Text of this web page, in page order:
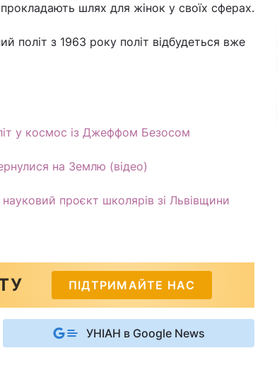
прокладають шлях для жінок у своїх сферах.
політ з 1963 року політ відбудеться вже
у космос із Джеффом Безосом
на Землю (відео)
проєкт школярів зі Львівщини
ПІДТРИМАЙТЕ НАС
УНІАН в Google News